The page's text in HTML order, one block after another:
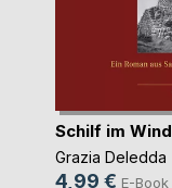
Schilf im Wind
Grazia Deledda
4,99 € E-Book